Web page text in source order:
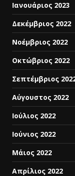
Ιανουάριος 2023
Δεκέμβριος 2022
Νοέμβριος 2022
Οκτώβριος 2022
Σεπτέμβριος
Αύγουστος 2022
Ιούλιος 2022
Ιούνιος 2022
Μάιος 2022
Απρίλιος 2022